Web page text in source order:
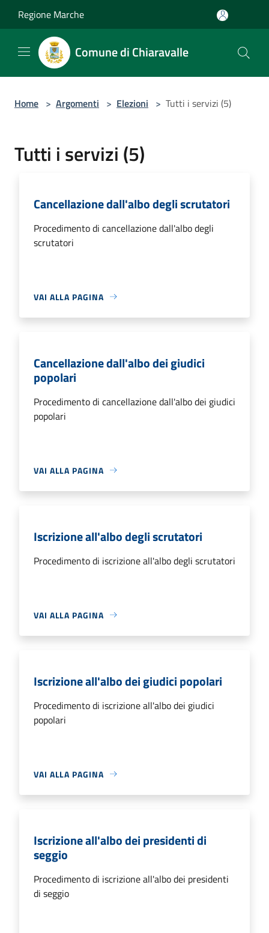
Regione Marche
Comune di Chiaravalle
Home > Argomenti > Elezioni > Tutti i servizi (5)
Tutti i servizi (5)
Cancellazione dall'albo degli scrutatori
Procedimento di cancellazione dall'albo degli
scrutatori
VAI ALLA PAGINA
Cancellazione dall'albo dei giudici
popolari
Procedimento di cancellazione dall'albo dei giudici
popolari
VAI ALLA PAGINA
Iscrizione all'albo degli scrutatori
Procedimento di iscrizione all'albo degli scrutatori
VAI ALLA PAGINA
Iscrizione all'albo dei giudici popolari
Procedimento di iscrizione all'albo dei giudici
popolari
VAI ALLA PAGINA
Iscrizione all'albo dei presidenti di
seggio
Procedimento di iscrizione all'albo dei presidenti
di seggio